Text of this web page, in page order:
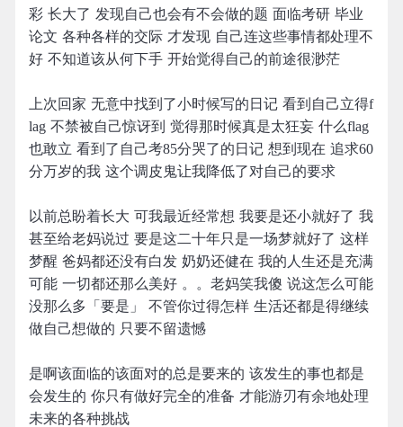
彩 长大了 发现自己也会有不会做的题 面临考研 毕业
论文 各种各样的交际 才发现 自己连这些事情都处理不
好 不知道该从何下手 开始觉得自己的前途很渺茫
上次回家 无意中找到了小时候写的日记 看到自己立得f
lag 不禁被自己惊讶到 觉得那时候真是太狂妄 什么flag
也敢立 看到了自己考85分哭了的日记 想到现在 追求60
分万岁的我 这个调皮鬼让我降低了对自己的要求
以前总盼着长大 可我最近经常想 我要是还小就好了 我
甚至给老妈说过 要是这二十年只是一场梦就好了 这样
梦醒 爸妈都还没有白发 奶奶还健在 我的人生还是充满
可能 一切都还那么美好 。。老妈笑我傻 说这怎么可能
没那么多「要是」 不管你过得怎样 生活还都是得继续
做自己想做的 只要不留遗憾
是啊该面临的该面对的总是要来的 该发生的事也都是
会发生的 你只有做好完全的准备 才能游刃有余地处理
未来的各种挑战